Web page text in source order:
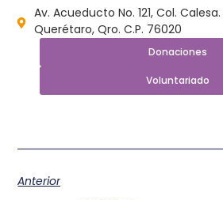
Av. Acueducto No. 121, Col.
Querétaro, Qro. C.P. 76020
Donaciones
Voluntariado
Anterior